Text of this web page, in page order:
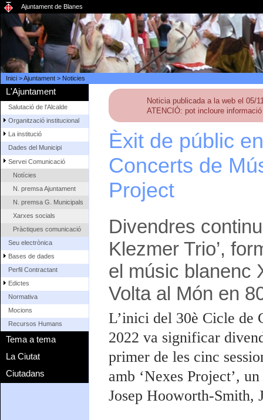
Ajuntament de Blanes
Inici>Ajuntament> Noticies
L'Ajuntament
Salutació de l'Alcalde
Organització institucional
La institució
Dades del Municipi
Servei Comunicació
Notícies
N. premsa Ajuntament
N. premsa G. Municipals
Xarxes socials
Pràctiques comunicació
Seu electrònica
Bases de dades
Perfil Contractant
Edictes
Normativa
Mocions
Recursos Humans
Tema a tema
La Ciutat
Ciutadans
Noticia publicada a la web el 05/
ATENCIÓ: pot incloure
Èxit de públic
Concerts de
Project
Divendres
Klezmer Trio’,
el músic blanenc
Volta al Món en
L’inici del 30è Cicle de
2022 va significar
primer de les cinc
amb ‘Nexes Project’,
Josep Hooworth-Smith,